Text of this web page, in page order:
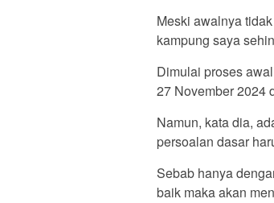
Meski awalnya
kampung saya
Dimulai proses
27 November 2024
Namun, kata dia,
persoalan dasar
Sebab hanya
baik maka akan